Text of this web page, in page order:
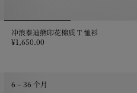
冲浪泰迪熊印花棉质 T 恤衫
¥1,650.00
6 – 36 个月